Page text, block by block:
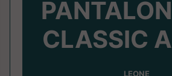
CLASSIC
LEONE